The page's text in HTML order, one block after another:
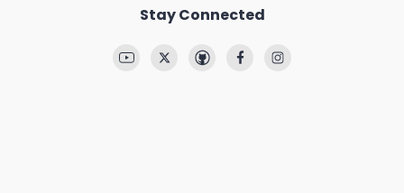
Stay Connected